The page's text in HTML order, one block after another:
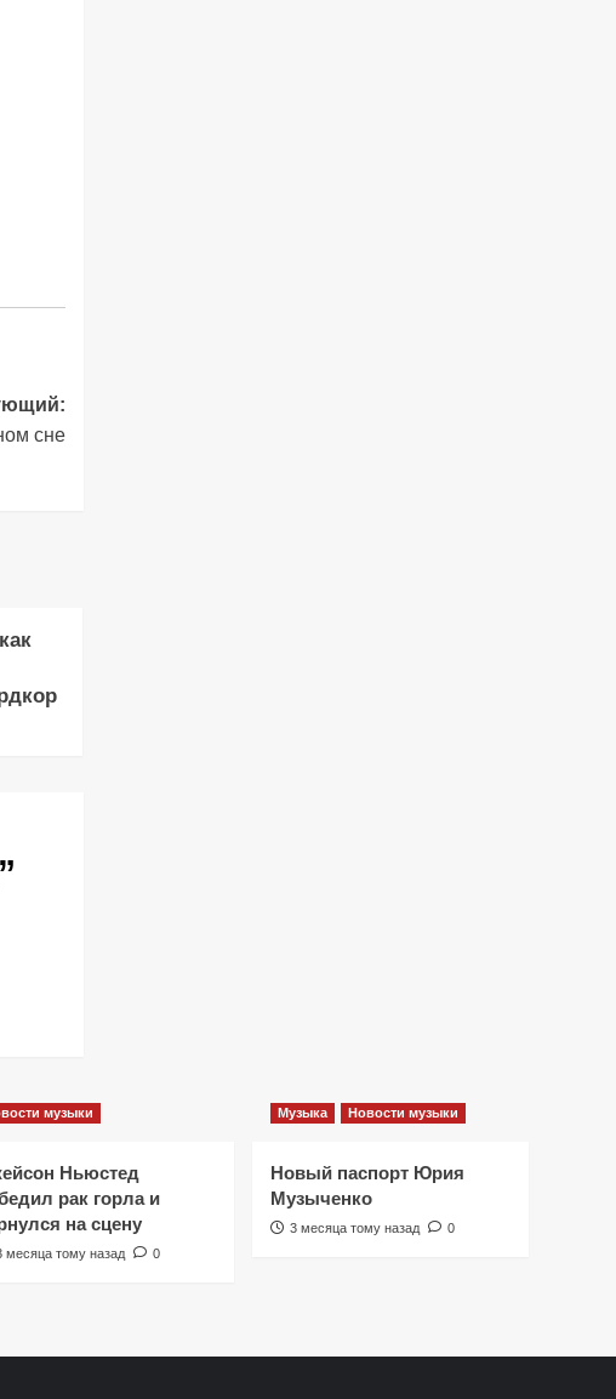
сне
”
музыки
Ньюстед
рак горла и
на сцену
месяца тому назад 0
Музыка Новости музыки
Новый паспорт Юрия
Музыченко
3 месяца тому назад 0